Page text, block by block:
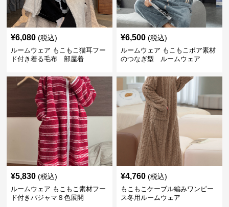
¥6,080 (税込)
ルームウェア もこもこ猫耳フー
ド付き着る毛布 部屋着
¥6,500 (税込)
ルームウェア もこもこボア素材
のつなぎ型 ルームウェア
¥5,830 (税込)
ルームウェア もこもこ素材フー
ド付きパジャマ８色展開
¥4,760 (税込)
もこもこケーブル編みワンピー
ス冬用ルームウェア